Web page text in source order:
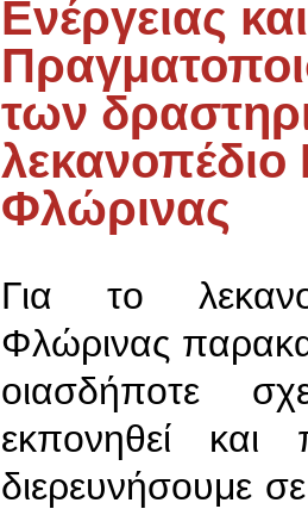
Ενέργειας
των
λεκανοπέδιο
Φλώρινας
Για το
Φλώρινας
οιασδήποτε
εκπονηθεί και
διερευνήσουμε